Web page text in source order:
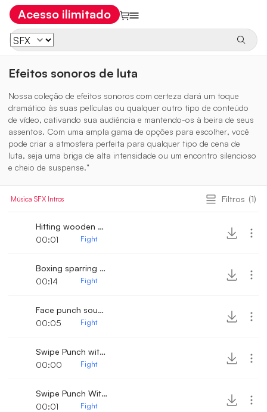
Acesso ilimitado
Efeitos sonoros de luta
Nossa coleção de efeitos sonoros com certeza dará um toque
dramático às suas películas ou qualquer outro tipo de conteúdo
de vídeo, cativando sua audiência e mantendo-os à beira de seus
assentos. Com uma ampla gama de opções para escolher, você
pode criar a atmosfera perfeita para qualquer tipo de cena de
luta, seja uma briga de alta intensidade ou um encontro silencioso
e cheio de suspense."
Música SFX Intros Filtros (1)
Hitting wooden door with fist
00:01
Fight
Boxing sparring sounds
00:14
Fight
Face punch sound effect
00:05
Fight
Swipe Punch with bone crack
00:00
Fight
Swipe Punch With Bone Crack 2
00:01
Fight